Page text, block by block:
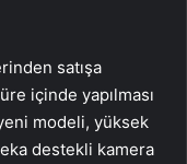
satışa
içinde yapılması
modeli, yüksek
destekli kamera